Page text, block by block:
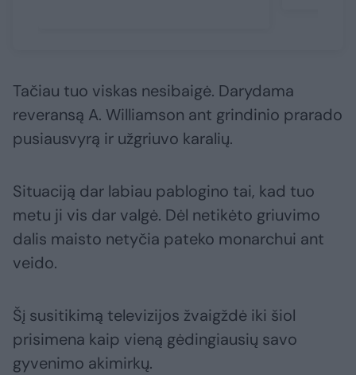
Tačiau tuo viskas nesibaigė. Darydama
reveransą A. Williamson ant grindinio prarado
pusiausvyrą ir užgriuvo karalių.
Situaciją dar labiau pablogino tai, kad tuo
metu ji vis dar valgė. Dėl netikėto griuvimo
dalis maisto netyčia pateko monarchui ant
veido.
Šį susitikimą televizijos žvaigždė iki šiol
prisimena kaip vieną gėdingiausių savo
gyvenimo akimirkų.